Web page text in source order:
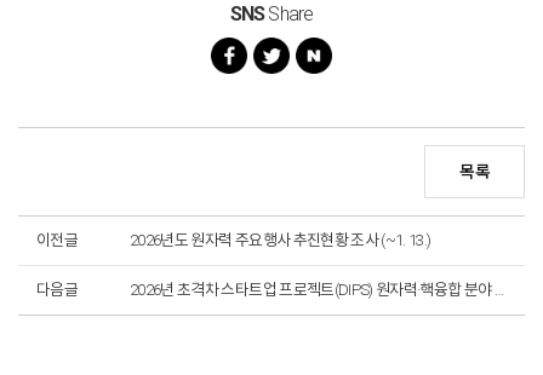
SNSShare
목록
이전글 2026년도 원자력 주요행사 추진현황 조사 (~1. 13.)
다음글